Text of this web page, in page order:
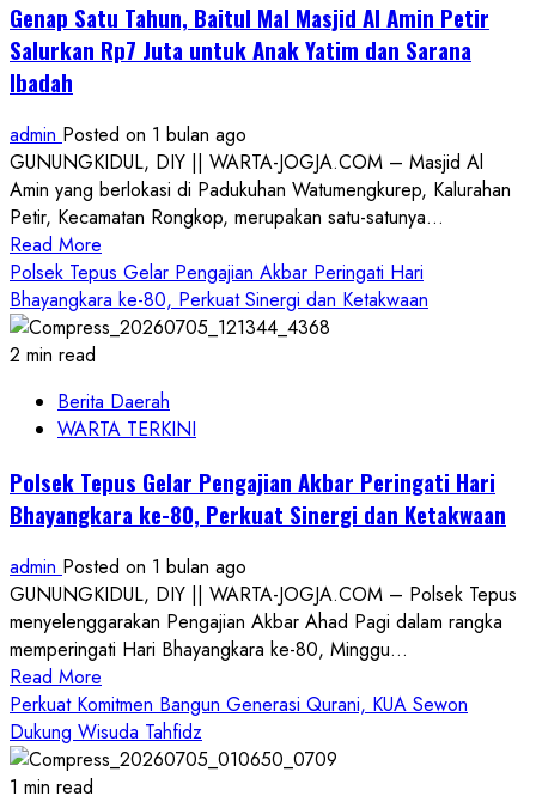
Kejati
DIY
Penanganan
Tindak
Pidana
Genap Satu Tahun, Baitul Mal Masjid Al Amin Petir
Salurkan Rp7 Juta untuk Anak Yatim dan Sarana
Ibadah
admin Posted on 1 bulan ago
GUNUNGKIDUL, DIY || WARTA-JOGJA.COM – Masjid Al
Amin yang berlokasi di Padukuhan Watumengkurep, Kalurahan
Petir, Kecamatan Rongkop, merupakan satu-satunya...
Read More
more
about
Genap
Baitul
Mal
Al
Amin
Salurkan
Rp7
Juta
untuk
Anak
Yatim
dan
Sarana
Polsek Tepus Gelar Pengajian Akbar Peringati Hari
Bhayangkara ke-80, Perkuat Sinergi dan Ketakwaan
2 min read
Berita Daerah
WARTA TERKINI
Polsek Tepus Gelar Pengajian Akbar Peringati Hari
Bhayangkara ke-80, Perkuat Sinergi dan Ketakwaan
admin Posted on 1 bulan ago
GUNUNGKIDUL, DIY || WARTA-JOGJA.COM – Polsek Tepus
menyelenggarakan Pengajian Akbar Ahad Pagi dalam rangka
memperingati Hari Bhayangkara ke-80, Minggu...
Read More
more
about
Polsek
Perkuat Komitmen Bangun Generasi Qurani, KUA Sewon
Dukung Wisuda Tahfidz
1 min read